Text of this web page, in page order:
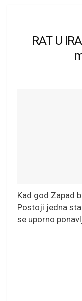
RAT U
Kad god Zapad
Postoji jedna
se uporno